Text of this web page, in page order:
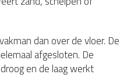
dan over de vloer. De
afgesloten. De
en de laag werkt